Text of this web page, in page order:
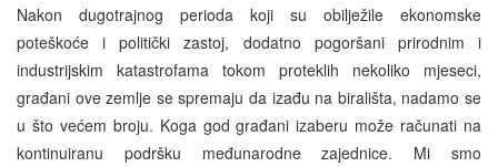
Nakon dugotrajnog perioda koji su obilježile ekonomske
poteškoće i politički zastoj, dodatno pogoršani prirodnim i
industrijskim katastrofama tokom proteklih nekoliko mjeseci,
građani ove zemlje se spremaju da izađu na birališta, nadamo se
u što većem broju. Koga god građani izaberu može računati na
kontinuiranu podršku međunarodne zajednice. Mi smo